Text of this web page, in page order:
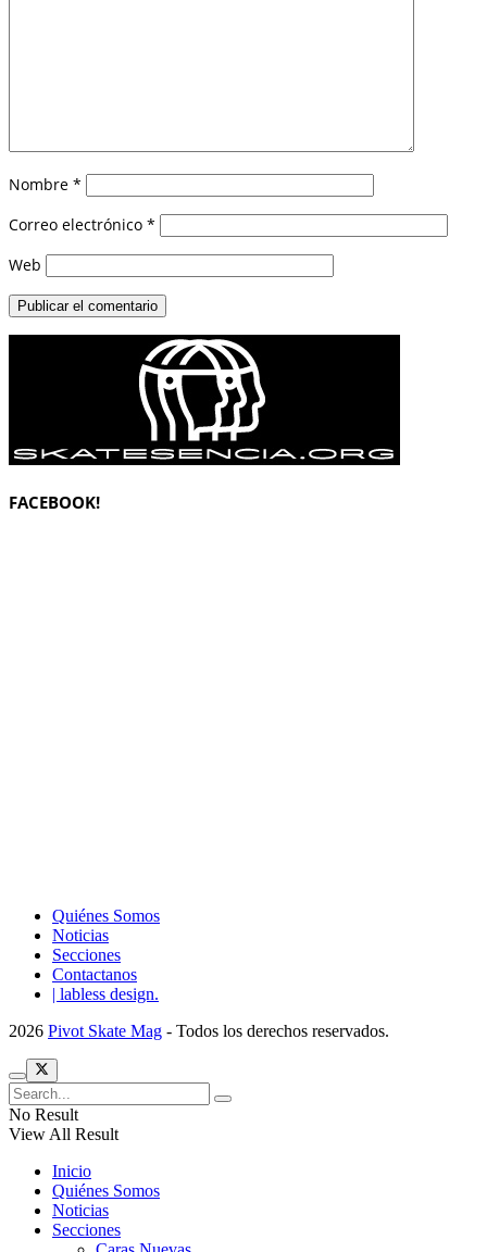
Nombre *
Correo electrónico *
Web
FACEBOOK!
Quiénes Somos
Noticias
Secciones
Contactanos
| labless design.
2026 Pivot Skate Mag - Todos los derechos reservados.
No Result
View All Result
Inicio
Quiénes Somos
Noticias
Secciones